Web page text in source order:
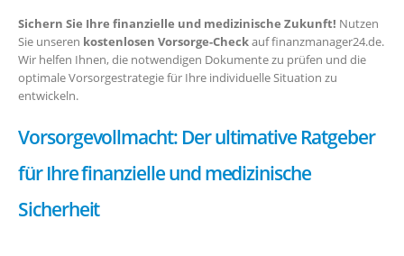
Sichern Sie Ihre finanzielle und medizinische Zukunft! Nutzen
Sie unseren kostenlosen Vorsorge-Checkauf finanzmanager24.de.
Wir helfen Ihnen, die notwendigen Dokumente zu prüfen und die
optimale Vorsorgestrategie für Ihre individuelle Situation zu
entwickeln.
Vorsorgevollmacht: Der ultimative Ratgeber
für Ihre finanzielle und medizinische
Sicherheit